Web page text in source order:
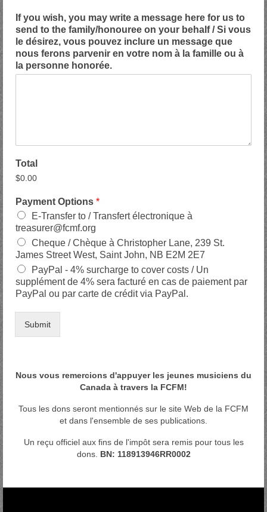
t
a
c
t
e
r
s
o
n
t
a
c
t
l
o
f
p
e
r
c
o
t
c
t
If you wish, you may write a message here for us to
send to the family/honouree on your behalf / Si vous
le désirez, vous pouvez inclure un message que
nous ferons parvenir en votre nom à la famille ou à
la personne honorée.
Total
$0.00
Payment Options *
E-Transfer to / Transfert électronique à
treasurer@fcmf.org
Cheque / Chèque à Christopher Lane, 239 St.
James Street West, Saint John, NB E2M 2E7
PayPal - 4% surcharge to cover costs / Un
supplément de 4% sera facturé en cas de paiement par
PayPal ou par carte de crédit via PayPal.
Submit
Nous vous remercions d'appuyer les jeunes musiciens du
Canada à travers la FCFM!
Tous les dons seront mentionnés sur le site Web de la FCFM
et dans l'ensemble de ses publications.
Un reçu officiel aux fins de l'impôt sera remis pour tous les
dons. BN: 118913946RR0002